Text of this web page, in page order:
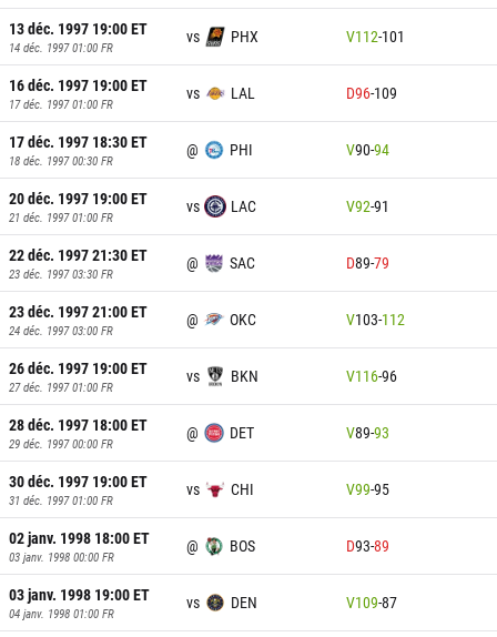
13 déc. 1997 19:00ET
14 déc. 1997 01:00 FR
vs PHX V112-101
16 déc. 1997 19:00ET
17 déc. 1997 01:00 FR
vs LAL D96-109
17 déc. 1997 18:30ET
18 déc. 1997 00:30 FR
@ PHI V90-94
20 déc. 1997 19:00ET
21 déc. 1997 01:00 FR
vs LAC V92-91
22 déc. 1997 21:30ET
23 déc. 1997 03:30 FR
@ SAC D89-79
23 déc. 1997 21:00ET
24 déc. 1997 03:00 FR
@ OKC V103-112
26 déc. 1997 19:00ET
27 déc. 1997 01:00 FR
vs BKN V116-96
28 déc. 1997 18:00ET
29 déc. 1997 00:00 FR
@ DET V89-93
30 déc. 1997 19:00ET
31 déc. 1997 01:00 FR
vs CHI V99-95
02 janv. 1998 18:00ET
03 janv. 1998 00:00 FR
@ BOS D93-89
03 janv. 1998 19:00ET
04 janv. 1998 01:00 FR
vs DEN V109-87